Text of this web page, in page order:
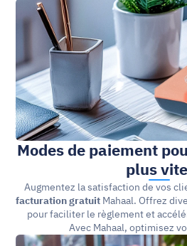
Modes de paiement
plus
Augmentez la satisfaction de vos
facturation gratuit Mahaal. Offrez
pour faciliter le règlement et
Avec Mahaal, optimisez